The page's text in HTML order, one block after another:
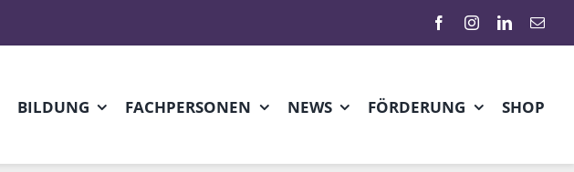
BILDUNG FACHPERSONEN NEWS FÖRDERUNG SHOP